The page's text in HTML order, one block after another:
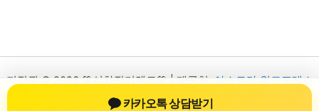
저작권 © 2026 💚신차장기렌트💚 | 제공처:
아스트라 워드프레스
테마
카카오톡 상담받기